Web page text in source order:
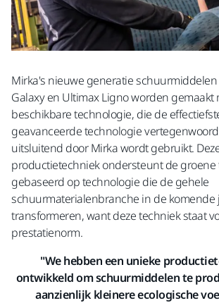
Mirka's nieuwe generatie
Galaxy en Ultimax Ligno worden gemaakt
beschikbare technologie, die de
geavanceerde technologie
uitsluitend door Mirka wordt gebruikt.
productietechniek ondersteunt de groene
gebaseerd op technologie die de gehele
schuurmaterialenbranche in de komende
transformeren, want deze techniek staat
prestatienorm.
"We hebben een unieke
ontwikkeld om schuurmiddelen te
aanzienlijk kleinere ecologische